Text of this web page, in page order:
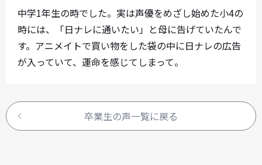
中学1年生の時でした。実は声優をめざし始めた小4の
時には、「日ナレに通いたい」と母に告げていたんで
す。アニメイトで買い物をした袋の中に日ナレの広告
が入っていて、運命を感じてしまって。
卒業生の声一覧に戻る